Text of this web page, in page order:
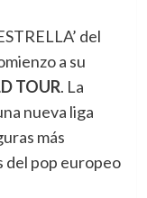
del
a su
TOUR. La
nueva liga
más
del pop europeo